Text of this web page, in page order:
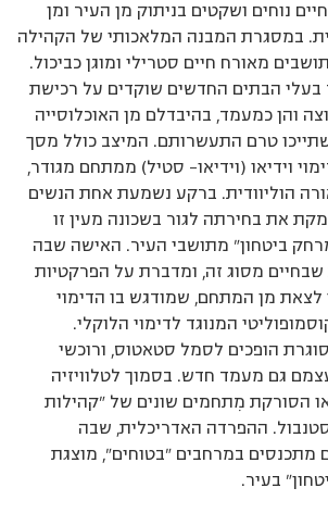
נוחים ושקטים בניתוק מן העיר ומן
במסגרת המבנה המלאכותי של הקהילה
מאורח חיים סטרילי ומוגן כביכול.
בעלי הבתים החדשים שוקדים על רכישת
והן כמעמד, בהיבדלם מן האוכלוסייה
טרם התעשרותם. המיצב כולל מסך
וידיאו (וידיאו– סטיל) ממתחם מגודר,
הוליוודית. ברקע נשמעת אחת הנשים
את בחירתה לגור בשכונה מעין זו
ביטחון” מתושבי העיר. האישה שבה
מסוג זה, ומדברת על הפרקטיות
לצאת מן המתחם, שמודגש בו הדימוי
המנוגד לדימוי הלוקלי.
הופכים לסמל סטאטוס, ורוכשי
גם מעמד חדש. בסמוך לטלוויזיה
הסורקת מִתחמים שונים של ”קהילות
ההפרדה האדריכלית, שבה
במרחבים ”בטוחים”, מוצגת
בעיר.